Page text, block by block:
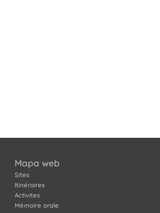
Mapa web
Sites
Itinéraires
Activites
Mémoire orale